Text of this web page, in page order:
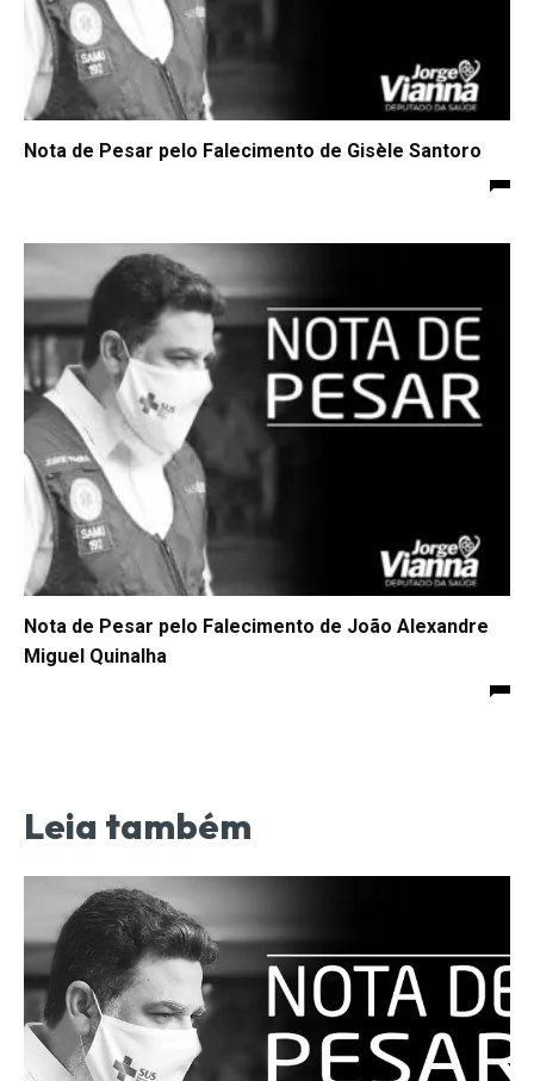
Nota de Pesar pelo Falecimento de Gisèle Santoro
Nota de Pesar pelo Falecimento de João Alexandre
Miguel Quinalha
Leia também